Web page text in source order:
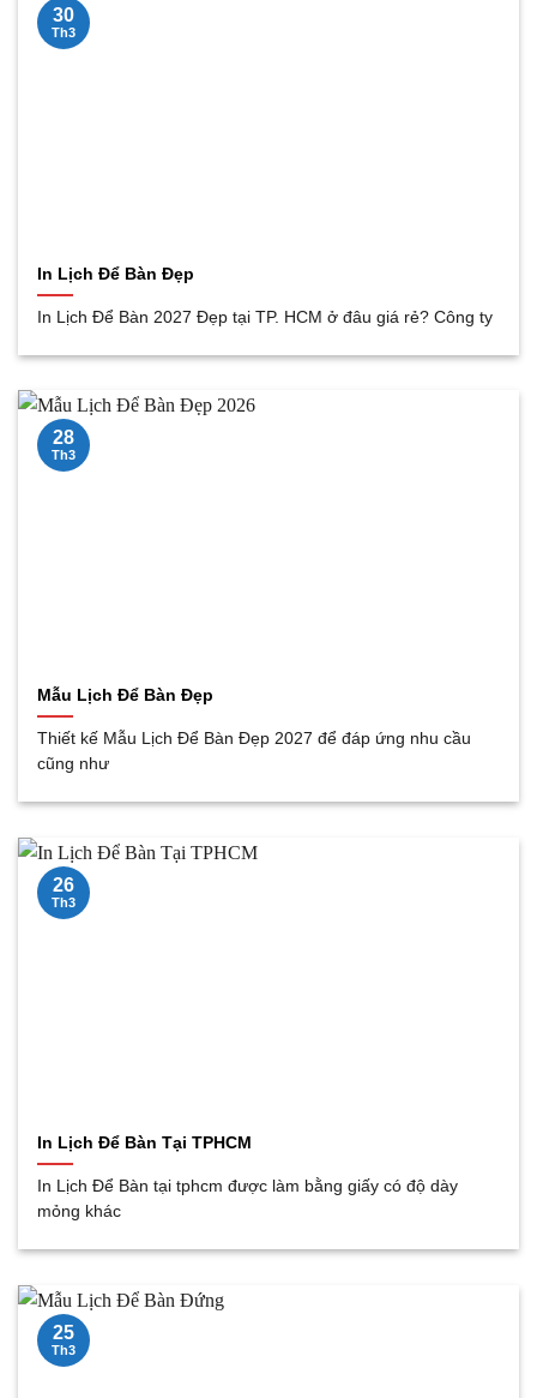
In Lịch Để Bàn Đẹp
In Lịch Để Bàn 2027 Đẹp tại TP. HCM ở đâu giá rẻ? Công ty
30
Th3
Mẫu Lịch Để Bàn Đẹp
Thiết kế Mẫu Lịch Để Bàn Đẹp 2027 để đáp ứng nhu cầu
cũng như
28
Th3
In Lịch Để Bàn Tại TPHCM
In Lịch Để Bàn tại tphcm được làm bằng giấy có độ dày
mỏng khác
26
Th3
25
Th3